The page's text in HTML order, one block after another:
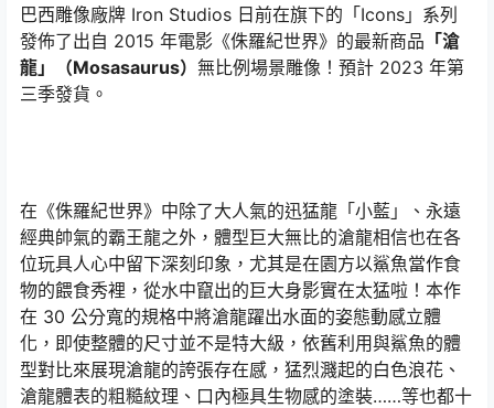
巴西雕像廠牌 Iron Studios 日前在旗下的「Icons」系列
發佈了出自 2015 年電影《侏羅紀世界》的最新商品 「滄
龍」（Mosasaurus） 無比例場景雕像！預計 2023 年第
三季發貨。
在《侏羅紀世界》中除了大人氣的迅猛龍「小藍」、永遠
經典帥氣的霸王龍之外，體型巨大無比的滄龍相信也在各
位玩具人心中留下深刻印象，尤其是在園方以鯊魚當作食
物的餵食秀裡，從水中竄出的巨大身影實在太猛啦！本作
在 30 公分寬的規格中將滄龍躍出水面的姿態動感立體
化，即使整體的尺寸並不是特大級，依舊利用與鯊魚的體
型對比來展現滄龍的誇張存在感，猛烈濺起的白色浪花、
滄龍體表的粗糙紋理、口內極具生物感的塗裝……等也都十